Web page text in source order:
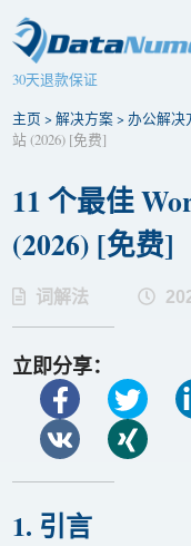
30天退款保证
主页 >解决方案>办公解决
站 (2026) [免费]
11 个最佳
(2026) [免费]
词解法
立即分享：
1. 引言